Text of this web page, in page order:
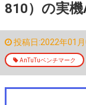
810）の実
投稿日:2022年01
AnTuTuベンチマーク